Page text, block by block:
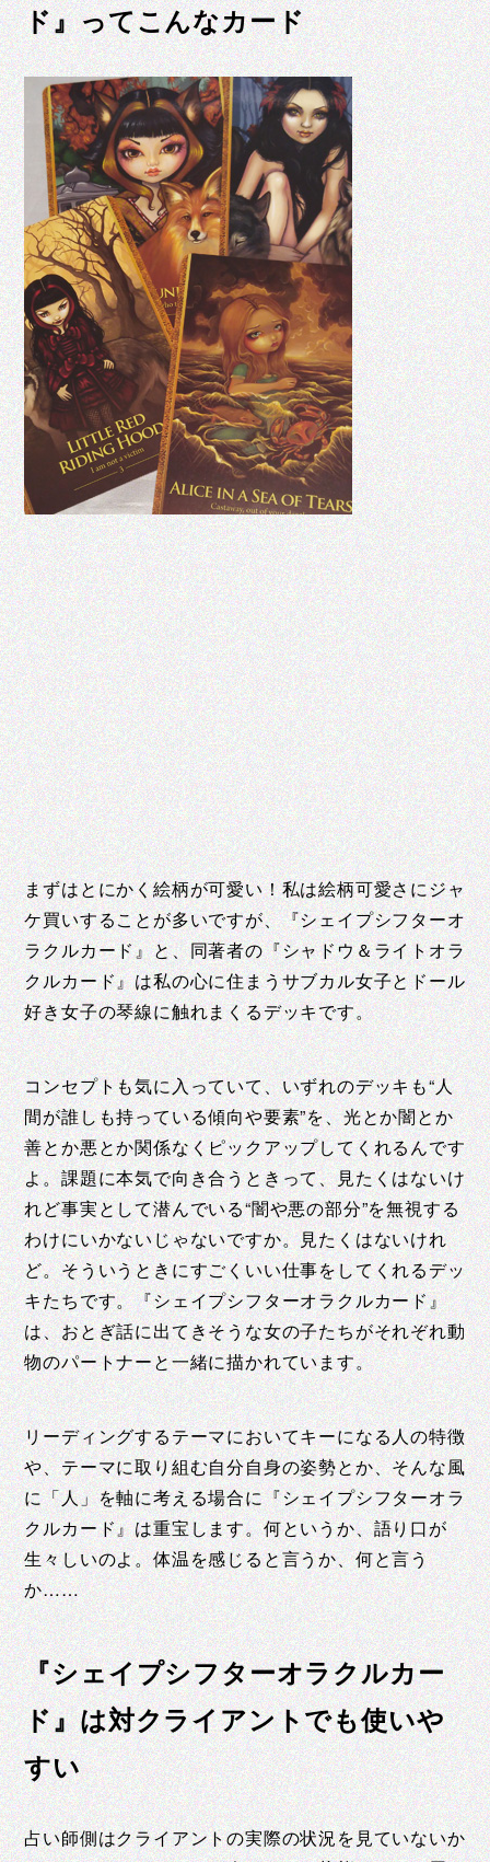
ド』ってこんなカード
まずはとにかく絵柄が可愛い！私は絵柄可愛さにジャ
ケ買いすることが多いですが、『シェイプシフターオ
ラクルカード』と、同著者の『シャドウ＆ライトオラ
クルカード』は私の心に住まうサブカル女子とドール
好き女子の琴線に触れまくるデッキです。
コンセプトも気に入っていて、いずれのデッキも“人
間が誰しも持っている傾向や要素”を、光とか闇とか
善とか悪とか関係なくピックアップしてくれるんです
よ。課題に本気で向き合うときって、見たくはないけ
れど事実として潜んでいる“闇や悪の部分”を無視する
わけにいかないじゃないですか。見たくはないけれ
ど。そういうときにすごくいい仕事をしてくれるデッ
キたちです。『シェイプシフターオラクルカード』
は、おとぎ話に出てきそうな女の子たちがそれぞれ動
物のパートナーと一緒に描かれています。
リーディングするテーマにおいてキーになる人の特徴
や、テーマに取り組む自分自身の姿勢とか、そんな風
に「人」を軸に考える場合に『シェイプシフターオラ
クルカード』は重宝します。何というか、語り口が
生々しいのよ。体温を感じると言うか、何と言う
か……
『シェイプシフターオラクルカー
ド』は対クライアントでも使いや
すい
占い師側はクライアントの実際の状況を見ていないか